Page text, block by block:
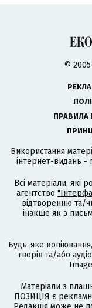
©
ПРАВИЛА
Використання
інтернет-видань -
Всі матеріали, які
агентство
відтворенню та/
інакше як з
Будь-яке
творів та/або
Матеріали з
ПОЗИЦІЯ є